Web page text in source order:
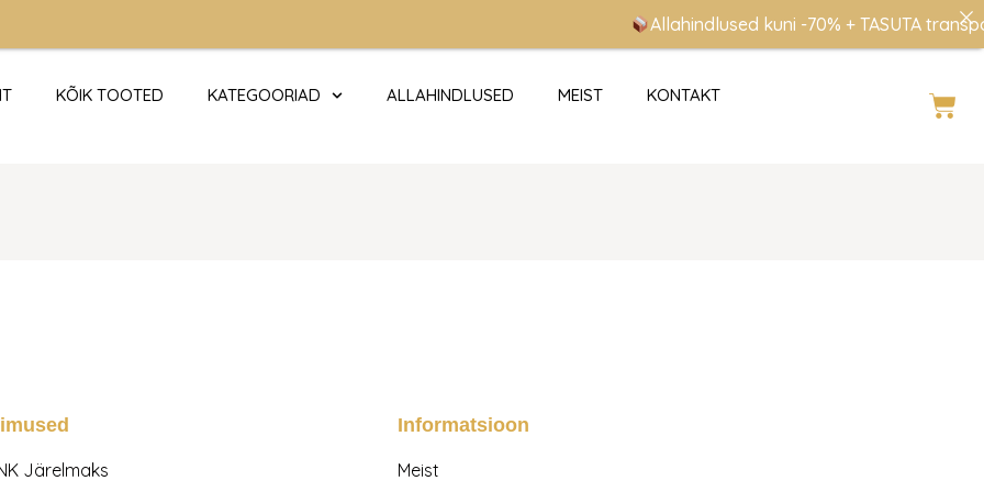
KÕIK TOOTED KATEGOORIAD ALLAHINDLUSED MEIST KONTAKT Cart
Järelmaks
Informatsioon
Meist
Allahindlused kuni -70% + TASUTA